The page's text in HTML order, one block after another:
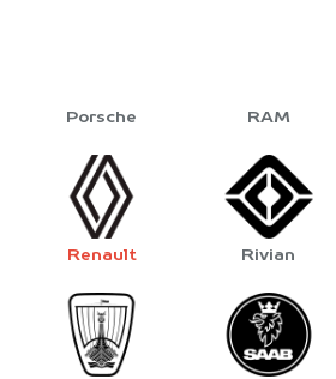
Porsche RAM
Renault Rivian